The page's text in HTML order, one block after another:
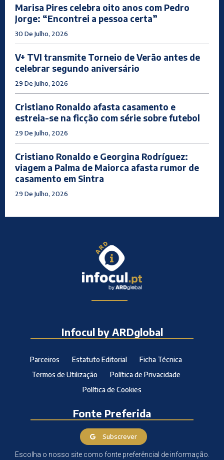
Marisa Pires celebra oito anos com Pedro
Jorge: “Encontrei a pessoa certa”
30 De Julho, 2026
V+ TVI transmite Torneio de Verão antes de
celebrar segundo aniversário
29 De Julho, 2026
Cristiano Ronaldo afasta casamento e
estreia-se na ficção com série sobre futebol
29 De Julho, 2026
Cristiano Ronaldo e Georgina Rodríguez:
viagem a Palma de Maiorca afasta rumor de
casamento em Sintra
29 De Julho, 2026
Infocul by ARDglobal
Parceiros Estatuto Editorial
Ficha Técnica
Termos de Utilização
Política de Privacidade
Política de Cookies
Fonte Preferida
Subscrever
Escolha o nosso site como fonte preferêncial de informação.